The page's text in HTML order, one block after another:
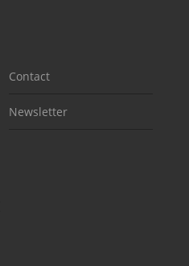
Contact
Newsletter